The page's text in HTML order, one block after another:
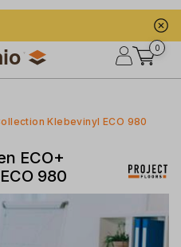
0
Klebevinyl ECO 980
ECO+
980